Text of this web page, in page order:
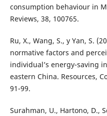
consumption behaviour in
Reviews, 38, 100765.
Ru, X., Wang, S., y Yan, S.
normative factors and
individual’s energy-saving
eastern China. Resources,
91-99.
Surahman, U., Hartono, D.,